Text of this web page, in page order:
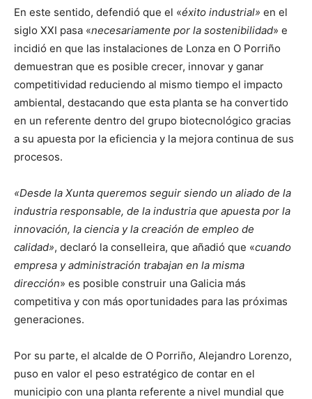
En este sentido, defendió que el «éxito industrial» en el
siglo XXI pasa «necesariamente por la sostenibilidad» e
incidió en que las instalaciones de Lonza en O Porriño
demuestran que es posible crecer, innovar y ganar
competitividad reduciendo al mismo tiempo el impacto
ambiental, destacando que esta planta se ha convertido
en un referente dentro del grupo biotecnológico gracias
a su apuesta por la eficiencia y la mejora continua de sus
procesos.
«Desde la Xunta queremos seguir siendo un aliado de la
industria responsable, de la industria que apuesta por la
innovación, la ciencia y la creación de empleo de
calidad», declaró la conselleira, que añadió que «cuando
empresa y administración trabajan en la misma
dirección» es posible construir una Galicia más
competitiva y con más oportunidades para las próximas
generaciones.
Por su parte, el alcalde de O Porriño, Alejandro Lorenzo,
puso en valor el peso estratégico de contar en el
municipio con una planta referente a nivel mundial que